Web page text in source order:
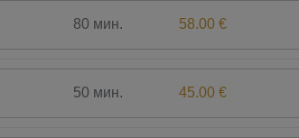
80 мин. 58.00 €
50 мин. 45.00 €